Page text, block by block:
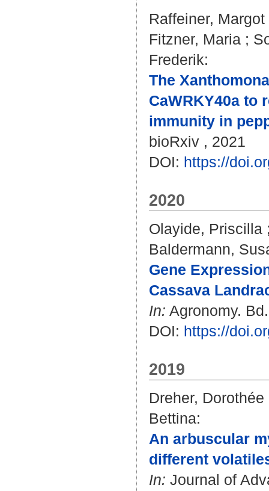
Raffeiner, Margot
Fitzner, Maria ;
Frederik:
The
CaWRKY40a to
immunity in
bioRxiv , 2021
DOI: https://
2020
Olayide, Priscilla
Baldermann,
Gene
Cassava
In: Agronomy.
DOI: https://
2019
Dreher, Dorothée
Bettina:
An arbuscular
different
In: Journal of